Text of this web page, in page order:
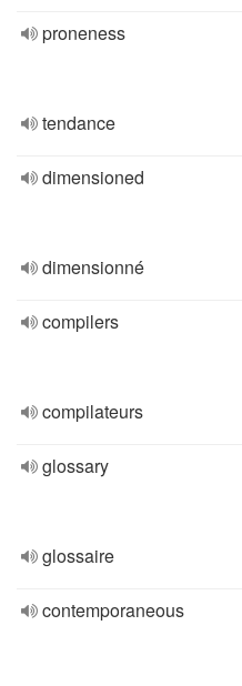
proneness
tendance
dimensioned
dimensionné
compilers
compilateurs
glossary
glossaire
contemporaneous